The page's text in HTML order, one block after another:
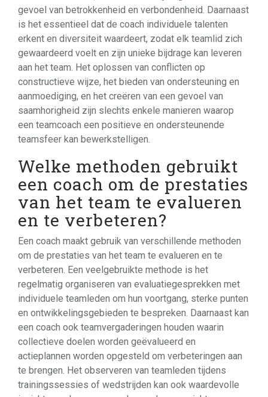
gevoel van betrokkenheid en verbondenheid. Daarnaast
is het essentieel dat de coach individuele talenten
erkent en diversiteit waardeert, zodat elk teamlid zich
gewaardeerd voelt en zijn unieke bijdrage kan leveren
aan het team. Het oplossen van conflicten op
constructieve wijze, het bieden van ondersteuning en
aanmoediging, en het creëren van een gevoel van
saamhorigheid zijn slechts enkele manieren waarop
een teamcoach een positieve en ondersteunende
teamsfeer kan bewerkstelligen.
Welke methoden gebruikt
een coach om de prestaties
van het team te evalueren
en te verbeteren?
Een coach maakt gebruik van verschillende methoden
om de prestaties van het team te evalueren en te
verbeteren. Een veelgebruikte methode is het
regelmatig organiseren van evaluatiegesprekken met
individuele teamleden om hun voortgang, sterke punten
en ontwikkelingsgebieden te bespreken. Daarnaast kan
een coach ook teamvergaderingen houden waarin
collectieve doelen worden geëvalueerd en
actieplannen worden opgesteld om verbeteringen aan
te brengen. Het observeren van teamleden tijdens
trainingssessies of wedstrijden kan ook waardevolle